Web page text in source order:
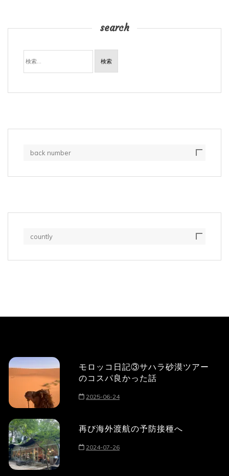
search
検
索:
back number
countly
モロッコ日記③サハラ砂漠ツアー
のコスパ良かった話
2025-06-24
再び海外渡航の予防接種へ
2024-07-26